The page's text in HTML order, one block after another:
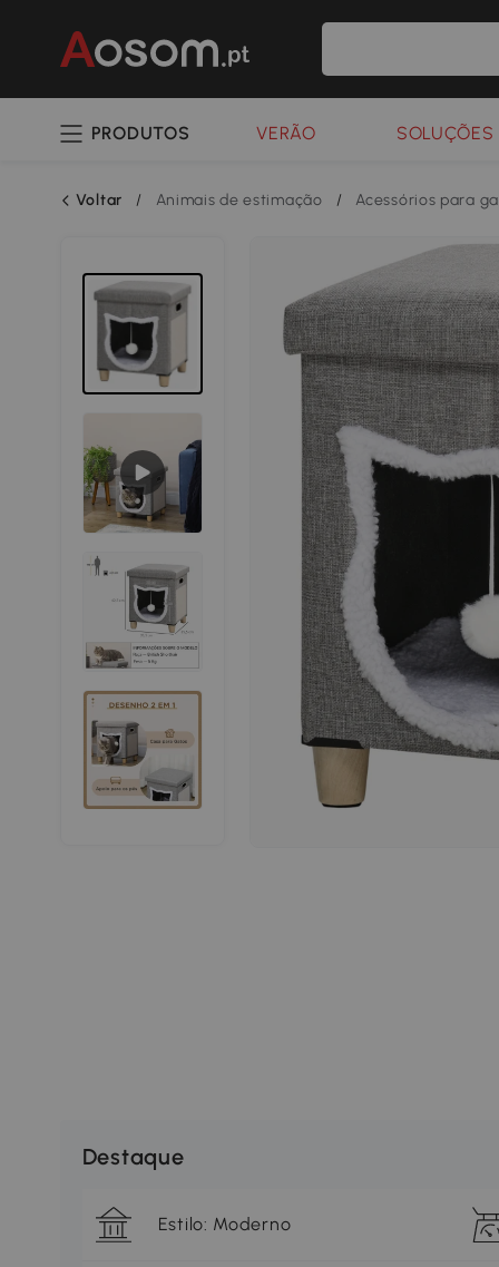
PRODUTOS VERÃO SOLUÇÕES
Voltar / Animais de estimação / Acessórios para
Destaque
Estilo: Moderno